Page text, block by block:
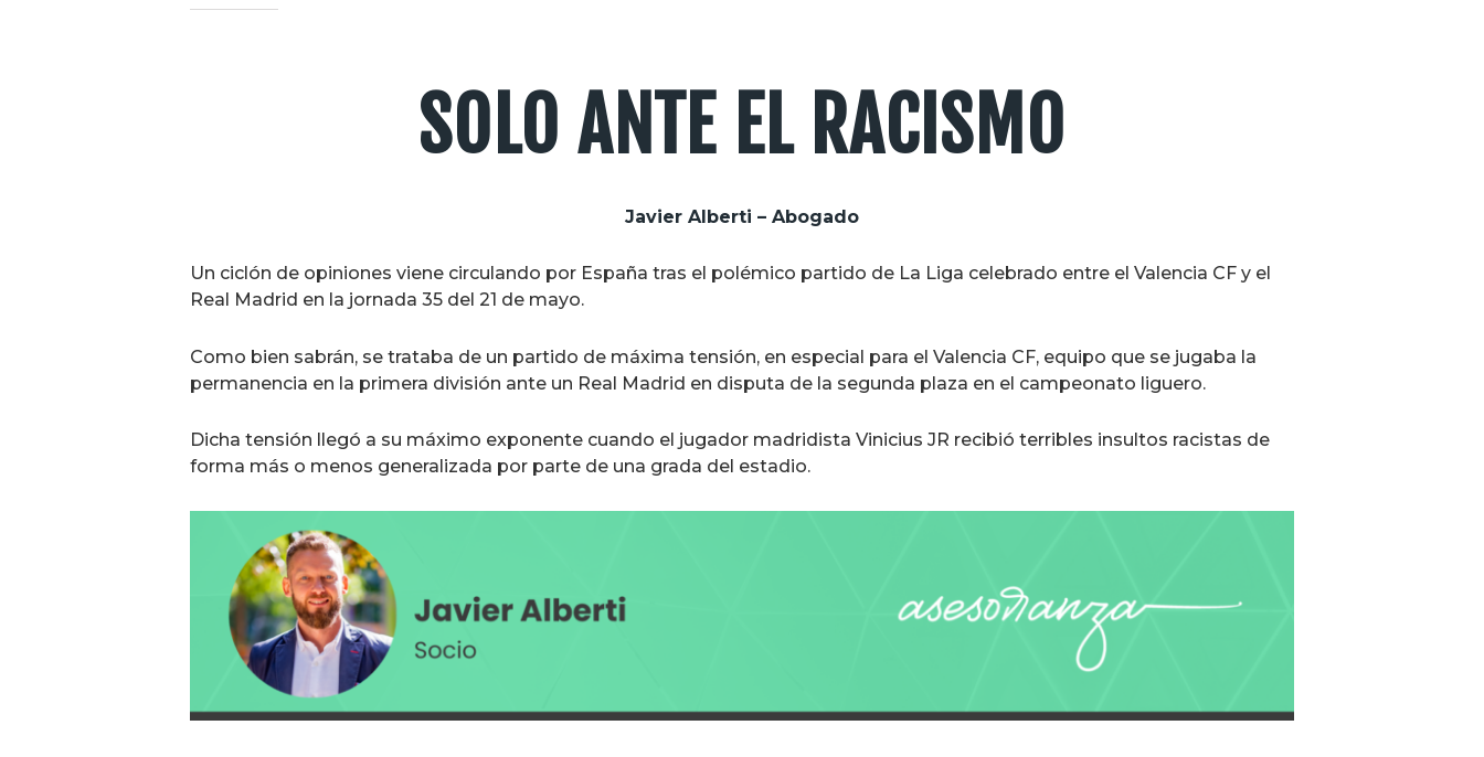
SOLO ANTE EL RACISMO
Javier Alberti – Abogado
Un ciclón de opiniones viene circulando por España tras el polémico partido de La Liga celebrado entre el Valencia CF y el
Real Madrid en la jornada 35 del 21 de mayo.
Como bien sabrán, se trataba de un partido de máxima tensión, en especial para el Valencia CF, equipo que se jugaba la
permanencia en la primera división ante un Real Madrid en disputa de la segunda plaza en el campeonato liguero.
Dicha tensión llegó a su máximo exponente cuando el jugador madridista Vinicius JR recibió terribles insultos racistas de
forma más o menos generalizada por parte de una grada del estadio.